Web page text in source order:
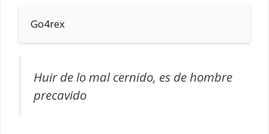
Go4rex
Huir de lo mal cernido, es de hombre
precavido